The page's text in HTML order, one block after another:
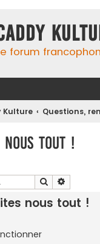
forum
Kulture Questions,
nous tout !
Rechercher
nous tout !